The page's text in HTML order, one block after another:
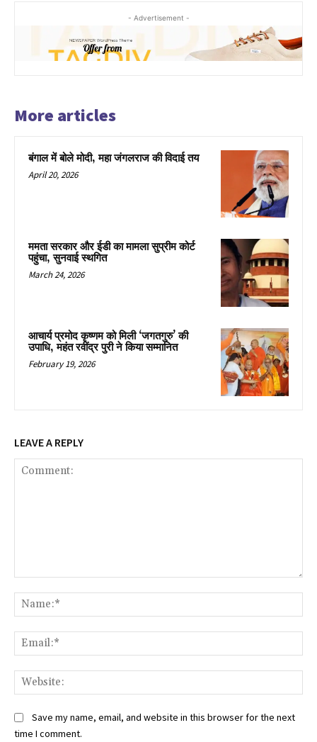
- Advertisement -
More articles
बंगाल में बोले मोदी, महा जंगलराज की विदाई तय
April 20, 2026
ममता सरकार और ईडी का मामला सुप्रीम कोर्ट
पहुंचा, सुनवाई स्थगित
March 24, 2026
आचार्य प्रमोद कृष्णम को मिली ‘जगतगुरु’ की
उपाधि, महंत रवींद्र पुरी ने किया सम्मानित
February 19, 2026
LEAVE A REPLY
Save my name, email, and website in this browser for the next
time I comment.